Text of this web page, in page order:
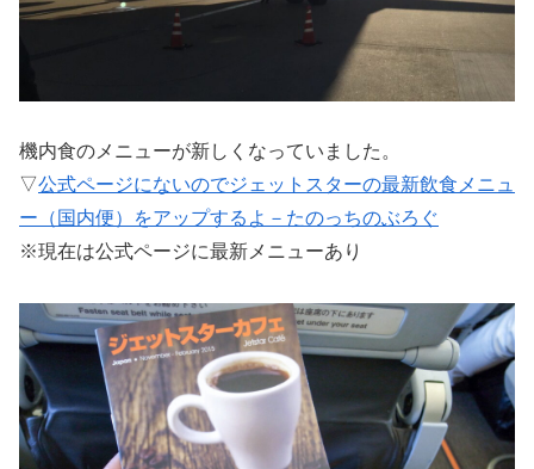
機内食のメニューが新しくなっていました。
▽公式ページにないのでジェットスターの最新飲食メニュ
ー（国内便）をアップするよ－たのっちのぶろぐ
※現在は公式ページに最新メニューあり